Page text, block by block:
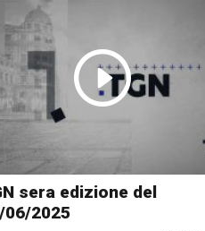
sera edizione del
06/2025